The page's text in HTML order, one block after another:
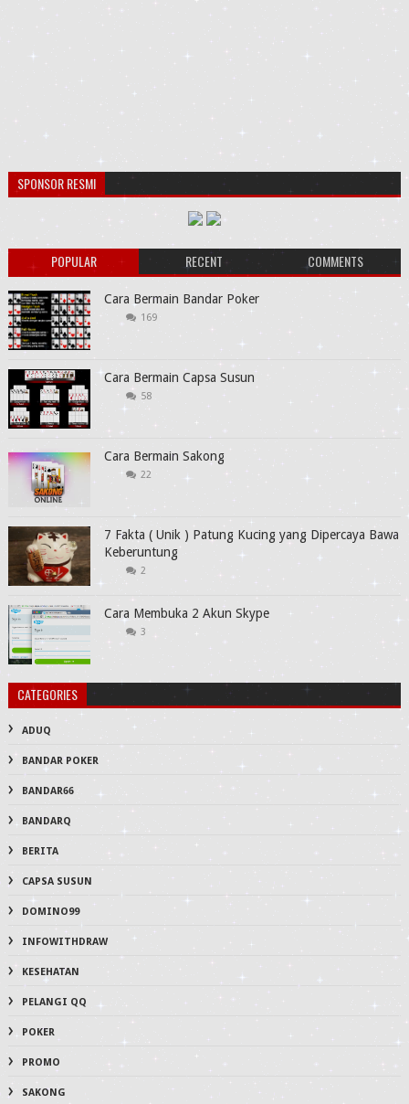
SPONSOR RESMI
POPULAR RECENT COMMENTS
Cara Bermain Bandar Poker
169
Cara Bermain Capsa Susun
58
Cara Bermain Sakong
22
7 Fakta ( Unik ) Patung Kucing yang Dipercaya Bawa
Keberuntung
2
Cara Membuka 2 Akun Skype
3
CATEGORIES
ADUQ
BANDAR POKER
BANDAR66
BANDARQ
BERITA
CAPSA SUSUN
DOMINO99
INFOWITHDRAW
KESEHATAN
PELANGI QQ
POKER
PROMO
SAKONG